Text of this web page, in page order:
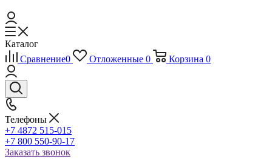
Каталог
Сравнение0 Отложенные 0 Корзина 0
Телефоны
+7 4872 515-015
+7 800 550-90-17
Заказать звонок